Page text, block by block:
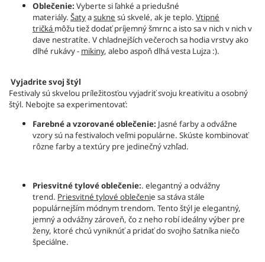
Oblečenie: Vyberte si ľahké a priedušné
materiály. Šatyasukne sú skvelé, ak je teplo. Vtipné
tričká môžu tiež dodať príjemný šmrnc a isto sa v nich v nich v
dave nestratíte. V chladnejších večeroch sa hodia vrstvy ako
dlhé rukávy - mikiny, alebo aspoň dlhá vesta Lujza :).
Vyjadrite svoj štýl
Festivaly sú skvelou príležitosťou vyjadriť svoju kreativitu a osobný
štýl. Nebojte sa experimentovať:
Farebné a vzorované oblečenie: Jasné farby a odvážne
vzory sú na festivaloch veľmi populárne. Skúste kombinovať
rôzne farby a textúry pre jedinečný vzhľad.
Priesvitné tylové oblečenie:. elegantný a odvážny
trend. Priesvitné tylové oblečenie sa stáva stále
populárnejším módnym trendom. Tento štýl je elegantný,
jemný a odvážny zároveň, čo z neho robí ideálny výber pre
ženy, ktoré chcú vyniknúť a pridať do svojho šatníka niečo
špeciálne.